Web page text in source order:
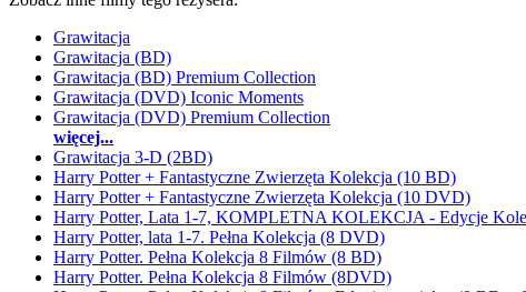
Grawitacja
Grawitacja (BD)
Grawitacja (BD) Premium Collection
Grawitacja (DVD) Iconic Moments
Grawitacja (DVD) Premium Collection
więcej...
Grawitacja 3-D (2BD)
Harry Potter + Fantastyczne Zwierzęta Kolekcja (10 BD)
Harry Potter + Fantastyczne Zwierzęta Kolekcja (10 DVD)
Harry Potter, Lata 1-7, KOMPLETNA KOLEKCJA - Edycje
Harry Potter, lata 1-7. Pełna Kolekcja (8 DVD)
Harry Potter. Pełna Kolekcja 8 Filmów (8 BD)
Harry Potter. Pełna Kolekcja 8 Filmów (8DVD)